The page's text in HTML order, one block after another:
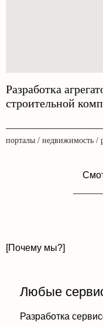
Разработка
строительной
порталы / недвижимость /
[Почему мы?]
Любые
Разработка